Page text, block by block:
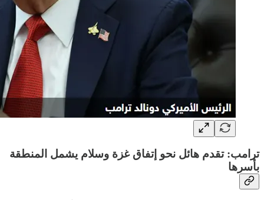
ترامب: تقدم هائل نحو إتفاق غزة وسلام يشمل المنطقة
بأسرها